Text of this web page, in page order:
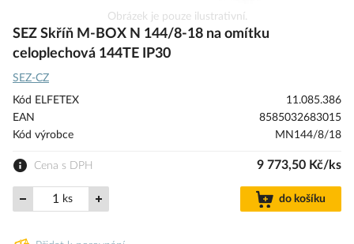
na
začátek
galerie
s
obrázky
Obrázek je pouze ilustrativní.
SEZ Skříň M-BOX N 144/8-18 na omítku
celoplechová 144TE IP30
SEZ-CZ
Kód ELFETEX
11.085.386
EAN
8585032683015
Kód výrobce
MN144/8/18
Cena s DPH 9 773,50 Kč/ks
ks do košíku